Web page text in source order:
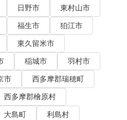
日野市
東村山市
福生市
狛江市
東久留米市
稲城市
羽村市
市
西多摩郡瑞穂町
西多摩郡檜原村
大島町
利島村